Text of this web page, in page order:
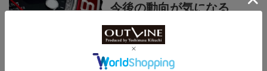
今後の動向が気になる